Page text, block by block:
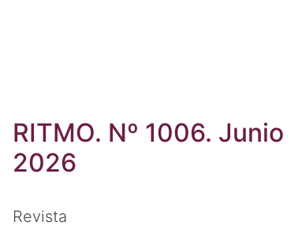
RITMO. Nº 1006. Junio
2026
Revista